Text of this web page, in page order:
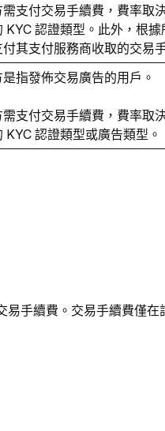
需支付交易手續費，費率取
KYC 認證類型。此外，根
其支付服務商收取的交易
指發佈交易廣告的用戶。
支付交易手續費，費率取
KYC 認證類型或廣告類型。
手續費。交易手續費僅在